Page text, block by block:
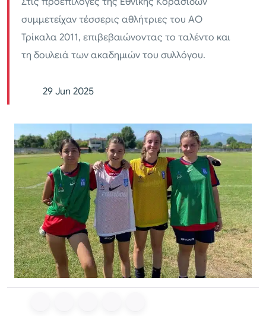
συμμετείχαν τέσσερις αθλήτριες του ΑΟ
Τρίκαλα 2011, επιβεβαιώνοντας το ταλέντο και
τη δουλειά των ακαδημιών του συλλόγου.
29 Jun 2025